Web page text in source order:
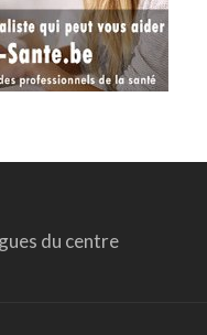
du centre